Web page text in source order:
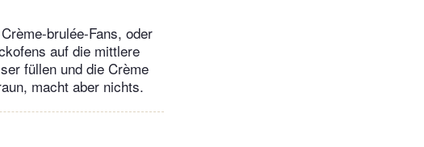
brulée-Fans, oder
auf die mittlere
füllen und die Crème
macht aber nichts.